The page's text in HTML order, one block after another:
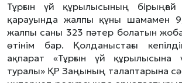
Тұрғын үй құрылысының
қарауында жалпы құны шамамен
жалпы саны 323 пәтер болатын
өтінім бар. Қолданыстағы
ақпарат «Тұрғын үй құрылысына
туралы» ҚР Заңының талаптарына